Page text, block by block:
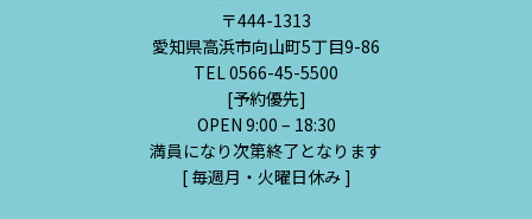
〒444-1313
愛知県高浜市向山町5丁目9-86
TEL 0566-45-5500
[予約優先]
OPEN 9:00 – 18:30
満員になり次第終了となります
[ 毎週月・火曜日休み ]